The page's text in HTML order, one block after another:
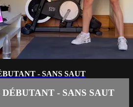
- SANS SAUT
- SANS SAUT